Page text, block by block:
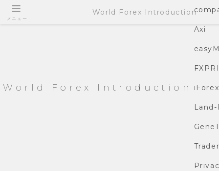
World Forex Introduction
Axi
iForex
Land-
メニュー
World Forex Introduction